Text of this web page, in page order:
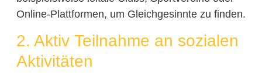
Online-Plattformen, um Gleichgesinnte zu finden.
2. Aktiv Teilnahme an sozialen
Aktivitäten